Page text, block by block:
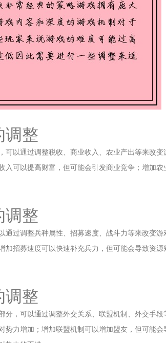
调整
可以通过调整税收、商业收入、农业产出等来改
入可以提高财富，但可能会引发商业竞争；增加
调整
通过调整兵种属性、招募速度、战斗力等来改变游
加招募速度可以快速补充兵力，但可能会导致资
调整
分，可以通过调整外交关系、联盟机制、外交手
势力增加；增加联盟机制可以增加盟友，但可能